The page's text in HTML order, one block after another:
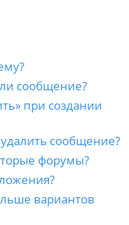
сообщение?
при создании
сообщение?
форумы?
вариантов